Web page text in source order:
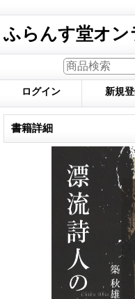
ふらんす堂オ
ログイン 新規
書籍詳細